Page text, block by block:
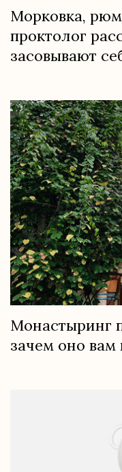
Морковка,
проктолог
засовывают
Монастыринг
зачем оно